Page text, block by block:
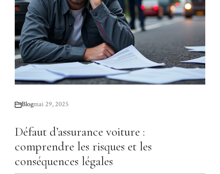
Blogmai 29, 2025
Défaut d’assurance voiture :
comprendre les risques et les
conséquences légales